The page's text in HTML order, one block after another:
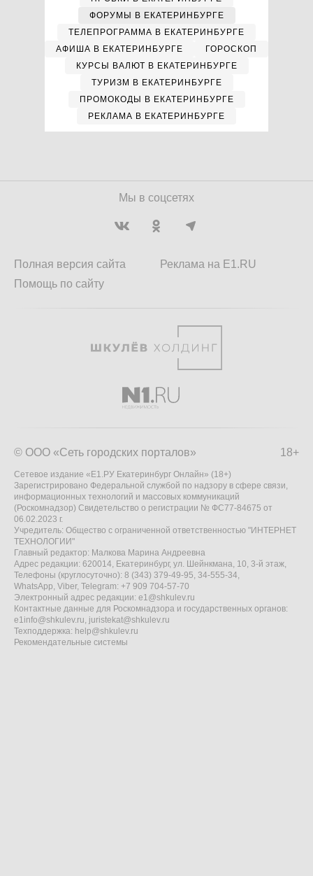
ФОРУМЫ В ЕКАТЕРИНБУРГЕ
ТЕЛЕПРОГРАММА В ЕКАТЕРИНБУРГЕ
АФИША В ЕКАТЕРИНБУРГЕ
ГОРОСКОП
КУРСЫ ВАЛЮТ В ЕКАТЕРИНБУРГЕ
ТУРИЗМ В ЕКАТЕРИНБУРГЕ
ПРОМОКОДЫ В ЕКАТЕРИНБУРГЕ
РЕКЛАМА В ЕКАТЕРИНБУРГЕ
Мы в соцсетях
Полная версия сайта
Помощь по сайту
Реклама на E1.RU
18+
© ООО «Сеть городских порталов»
Сетевое издание «Е1.РУ Екатеринбург Онлайн» (18+)
Зарегистрировано Федеральной службой по надзору в сфере связи,
информационных технологий и массовых коммуникаций
(Роскомнадзор) Свидетельство о регистрации № ФС77-84675 от
06.02.2023 г.
Учредитель: Общество с ограниченной ответственностью "ИНТЕРНЕТ
ТЕХНОЛОГИИ"
Главный редактор: Малкова Марина Андреевна
Адрес редакции: 620014, Екатеринбург, ул. Шейнкмана, 10, 3-й этаж,
Телефоны (круглосуточно): 8 (343) 379-49-95, 34-555-34,
WhatsApp, Viber, Telegram: +7 909 704-57-70
Электронный адрес редакции: e1@shkulev.ru
Контактные данные для Роскомнадзора и государственных органов:
e1info@shkulev.ru, juristekat@shkulev.ru
Техподдержка: help@shkulev.ru
Рекомендательные системы